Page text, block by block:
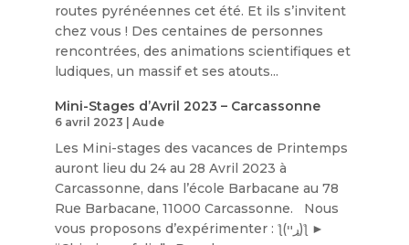
routes pyrénéennes cet été. Et ils s’invitent
chez vous ! Des centaines de personnes
rencontrées, des animations scientifiques et
ludiques, un massif et ses atouts...
Mini-Stages d’Avril 2023 – Carcassonne
6 avril 2023 | Aude
Les Mini-stages des vacances de Printemps
auront lieu du 24 au 28 Avril 2023 à
Carcassonne, dans l’école Barbacane au 78
Rue Barbacane, 11000 Carcassonne. Nous
vous proposons d’expérimenter : ƪ(ړײ)‎ƪ​​ ►